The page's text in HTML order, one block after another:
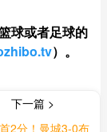
球或者足球的
）。
下一篇 >
2分！曼城3-0布